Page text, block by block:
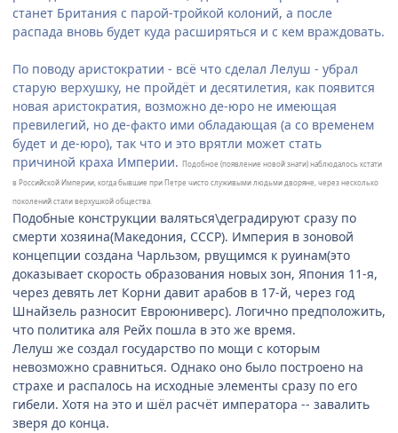
станет Британия с парой-тройкой колоний, а после
распада вновь будет куда расширяться и с кем враждовать.
По поводу аристократии - всё что сделал Лелуш - убрал
старую верхушку, не пройдёт и десятилетия, как появится
новая аристократия, возможно де-юро не имеющая
превилегий, но де-факто ими обладающая (а со временем
будет и де-юро), так что и это врятли может стать
причиной краха Империи. Подобное (появление новой знати) наблюдалось кстати
в Российской Империи, когда бывшие при Петре чисто служивыми людьми дворяне, через несколько
поколений стали верхушкой общества.
Подобные конструкции валяться\деградируют сразу по
смерти хозяина(Македония, СССР). Империя в зоновой
концепции создана Чарльзом, рвущимся к руинам(это
доказывает скорость образования новых зон, Япония 11-я,
через девять лет Корни давит арабов в 17-й, через год
Шнайзель разносит Евроюниверс). Логично предположить,
что политика аля Рейх пошла в это же время.
Лелуш же создал государство по мощи с которым
невозможно сравниться. Однако оно было построено на
страхе и распалось на исходные элементы сразу по его
гибели. Хотя на это и шёл расчёт императора -- завалить
зверя до конца.